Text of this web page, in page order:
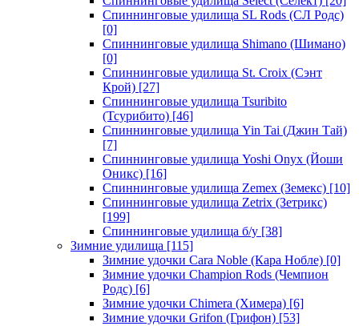
Спиннинговые удилища SL Rods (СЛ Родс)
[0]
Спиннинговые удилища Shimano (Шимано)
[0]
Спиннинговые удилища St. Croix (Сэнт
Крой) [27]
Спиннинговые удилища Tsuribito
(Тсурибито) [46]
Спиннинговые удилища Yin Tai (Джин Тай)
[7]
Спиннинговые удилища Yoshi Onyx (Йоши
Оникс) [16]
Спиннинговые удилища Zemex (Земекс) [10]
Спиннинговые удилища Zetrix (Зетрикс)
[199]
Спиннинговые удилища б/у [38]
Зимние удилища [115]
Зимние удочки Cara Noble (Кара Нобле) [0]
Зимние удочки Champion Rods (Чемпион
Родс) [6]
Зимние удочки Chimera (Химера) [6]
Зимние удочки Grifon (Грифон) [53]